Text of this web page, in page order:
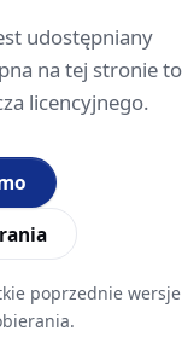
udostępniany
na tej stronie to
licencyjnego.
poprzednie wersje